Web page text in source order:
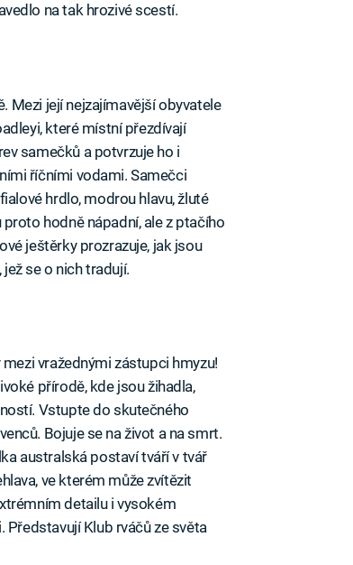
na tak hrozivé scestí.
Mezi její nejzajímavější obyvatele
které místní přezdívají
samečků a potvrzuje ho i
říčními vodami. Samečci
hrdlo, modrou hlavu, žluté
hodně nápadní, ale z ptačího
ještěrky prozrazuje, jak jsou
se o nich tradují.
vražednými zástupci hmyzu!
přírodě, kde jsou žihadla,
Vstupte do skutečného
Bojuje se na život a na smrt.
australská postaví tváří v tvář
ve kterém může zvítězit
detailu i vysokém
Klub rváčů ze světa